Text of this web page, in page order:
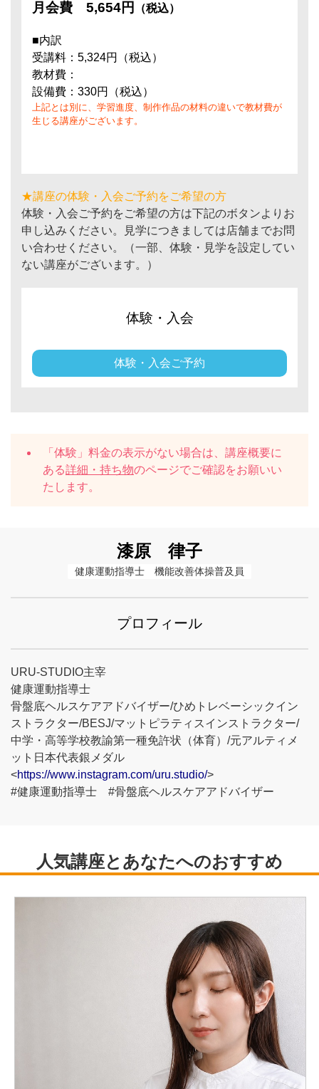
月会費 5,654円 （税込）
■内訳
受講料：5,324円（税込）
教材費：
設備費：330円（税込）
上記とは別に、学習進度、制作作品の材料の違いで教材費が
生じる講座がございます。
★講座の体験・入会ご予約をご希望の方
体験・入会ご予約をご希望の方は下記のボタンよりお
申し込みください。見学につきましては店舗までお問
い合わせください。（一部、体験・見学を設定してい
ない講座がございます。）
体験・入会
体験・入会ご予約
「体験」料金の表示がない場合は、講座概要に
ある詳細・持ち物のページでご確認をお願いい
たします。
漆原 律子
健康運動指導士　機能改善体操普及員
プロフィール
URU-STUDIO主宰
健康運動指導士
骨盤底ヘルスケアアドバイザー/ひめトレベーシックイン
ストラクター/BESJ/マットピラティスインストラクター/
中学・高等学校教諭第一種免許状（体育）/元アルティメ
ット日本代表銀メダル
<https://www.instagram.com/uru.studio/>
#健康運動指導士 #骨盤底ヘルスケアアドバイザー